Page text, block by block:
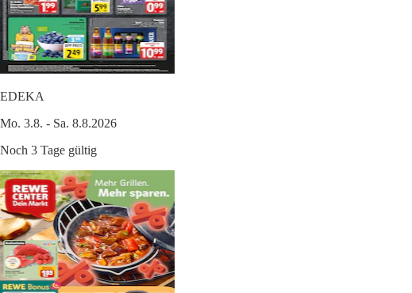
EDEKA
Mo. 3.8. - Sa. 8.8.2026
Noch 3 Tage gültig